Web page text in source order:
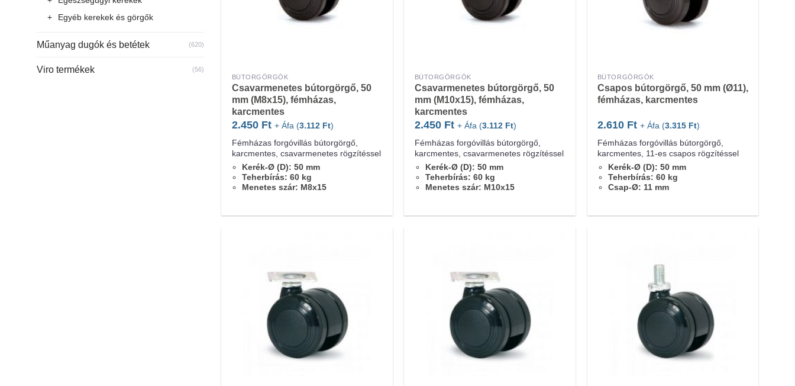
Egyéb kerekek és görgők
Műanyag dugók és betétek (620)
Viro termékek (56)
BÚTORGÖRGŐK
Csavarmenetes bútorgörgő, 50
mm (M8x15), fémházas,
karcmentes
2.450 Ft + Áfa (3.112 Ft)
Fémházas forgóvillás bútorgörgő,
karcmentes, csavarmenetes rögzítéssel
Kerék-Ø (D): 50 mm
Teherbírás: 60 kg
Menetes szár: M8x15
BÚTORGÖRGŐK
Csavarmenetes bútorgörgő, 50
mm (M10x15), fémházas,
karcmentes
2.450 Ft + Áfa (3.112 Ft)
Fémházas forgóvillás bútorgörgő,
karcmentes, csavarmenetes rögzítéssel
Kerék-Ø (D): 50 mm
Teherbírás: 60 kg
Menetes szár: M10x15
BÚTORGÖRGŐK
Csapos bútorgörgő, 50 mm (Ø11),
fémházas, karcmentes
2.610 Ft + Áfa (3.315 Ft)
Fémházas forgóvillás bútorgörgő,
karcmentes, 11-es csapos rögzítéssel
Kerék-Ø (D): 50 mm
Teherbírás: 60 kg
Csap-Ø: 11 mm